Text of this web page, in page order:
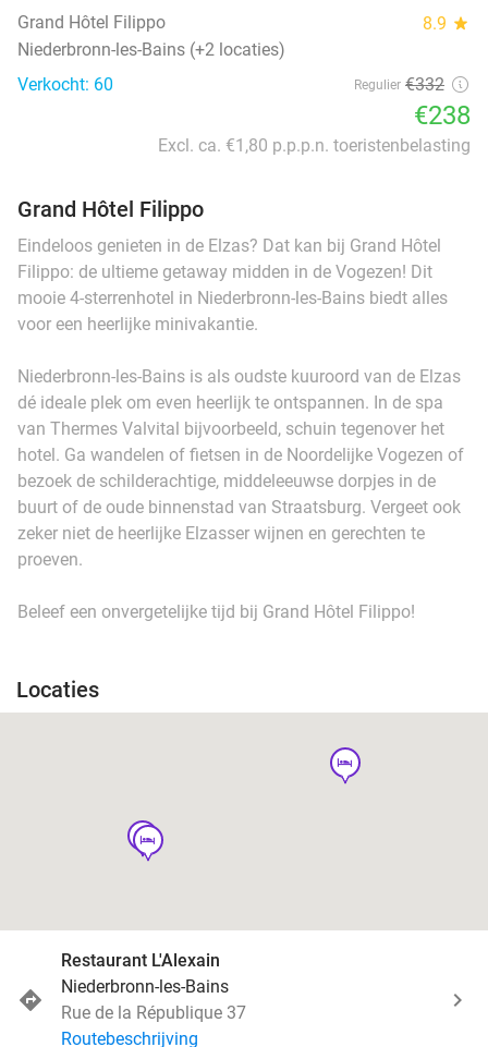
Grand Hôtel Filippo 8.9 star
Niederbronn-les-Bains (+2 locaties)
Verkocht: 60
Regulier €332
€238
Excl. ca. €1,80 p.p.p.n. toeristenbelasting
Grand Hôtel Filippo
Eindeloos genieten in de Elzas? Dat kan bij Grand Hôtel
Filippo: de ultieme getaway midden in de Vogezen! Dit
mooie 4-sterrenhotel in Niederbronn-les-Bains biedt alles
voor een heerlijke minivakantie.
Niederbronn-les-Bains is als oudste kuuroord van de Elzas
dé ideale plek om even heerlijk te ontspannen. In de spa
van Thermes Valvital bijvoorbeeld, schuin tegenover het
hotel. Ga wandelen of fietsen in de Noordelijke Vogezen of
bezoek de schilderachtige, middeleeuwse dorpjes in de
buurt of de oude binnenstad van Straatsburg. Vergeet ook
zeker niet de heerlijke Elzasser wijnen en gerechten te
proeven.
Beleef een onvergetelijke tijd bij Grand Hôtel Filippo!
Locaties
hotel
hotel
hotel
Restaurant L'Alexain
Niederbronn-les-Bains
Rue de la République 37
Routebeschrijving